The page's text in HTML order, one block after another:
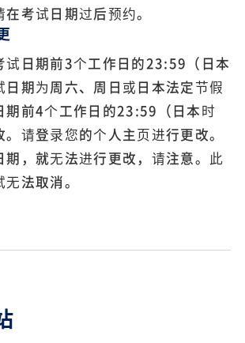
考试日期过后预约。
试日期前3个工作日的23:59（日本
日期为周六、周日或日本法定节假
期前4个工作日的23:59（日本时
请登录您的个人主页进行更改。
期，就无法进行更改，请注意。此
法取消。